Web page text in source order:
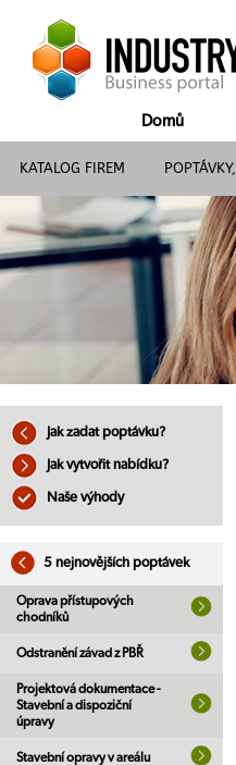
Domů
KATALOG FIREM
Jak zadat poptávku?
Jak vytvořit nabídku?
Naše výhody
5 nejnovějších poptávek
Oprava přístupových
chodníků
Odstranění závad z PBŘ
Projektová dokumentace -
Stavební a dispoziční
úpravy
Stavební opravy v areálu